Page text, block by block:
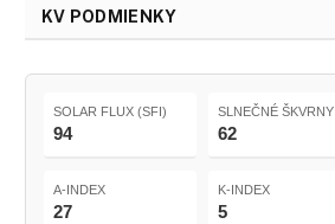
KV PODMIENKY
SOLAR FLUX (SFI)
94
SLNEČNÉ ŠKVRNY
62
A-INDEX
27
K-INDEX
5